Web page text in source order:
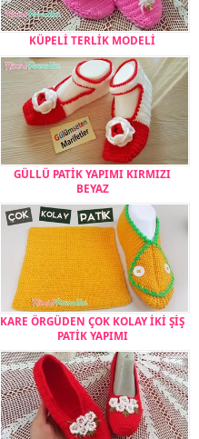
KÜPELİ TERLİK MODELİ
GÜLLÜ PATİK YAPIMI KIRMIZI
BEYAZ
KARE ÖRGÜDEN ÇOK KOLAY İKİ ŞİŞ
PATİK YAPIMI